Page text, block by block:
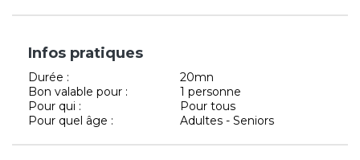
Infos pratiques
Durée :
20mn
Bon valable pour :
1 personne
Pour qui :
Pour tous
Pour quel âge :
Adultes - Seniors